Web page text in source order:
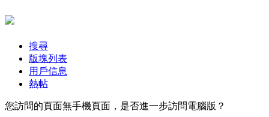
搜尋
版塊列表
用戶信息
熱帖
您訪問的頁面無手機頁面，是否進一步訪問電腦版？